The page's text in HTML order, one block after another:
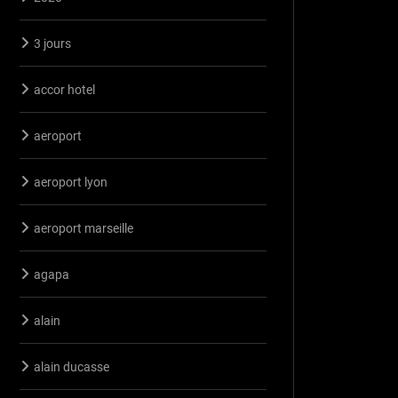
3 jours
accor hotel
aeroport
aeroport lyon
aeroport marseille
agapa
alain
alain ducasse